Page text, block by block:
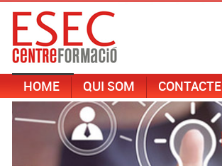
HOME QUI SOM CONTACTE